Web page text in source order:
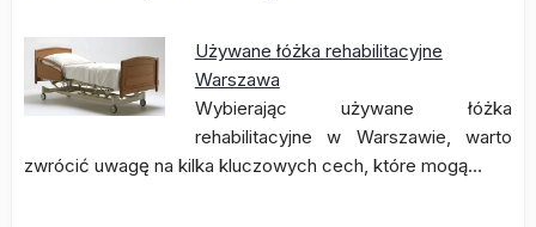
Używane łóżka rehabilitacyjne
Warszawa
Wybierając używane łóżka
rehabilitacyjne w Warszawie, warto
zwrócić uwagę na kilka kluczowych cech, które mogą…